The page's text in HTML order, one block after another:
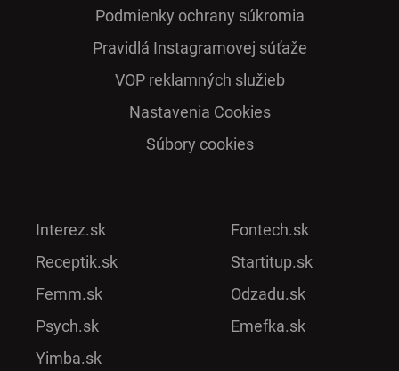
Podmienky ochrany súkromia
Pra­vidlá Ins­ta­gra­mo­vej sú­ťaže
VOP reklamných služieb
Nastavenia Cookies
Súbory cookies
Interez.sk
Receptik.sk
Femm.sk
Psych.sk
Yimba.sk
Fontech.sk
Startitup.sk
Odzadu.sk
Emefka.sk